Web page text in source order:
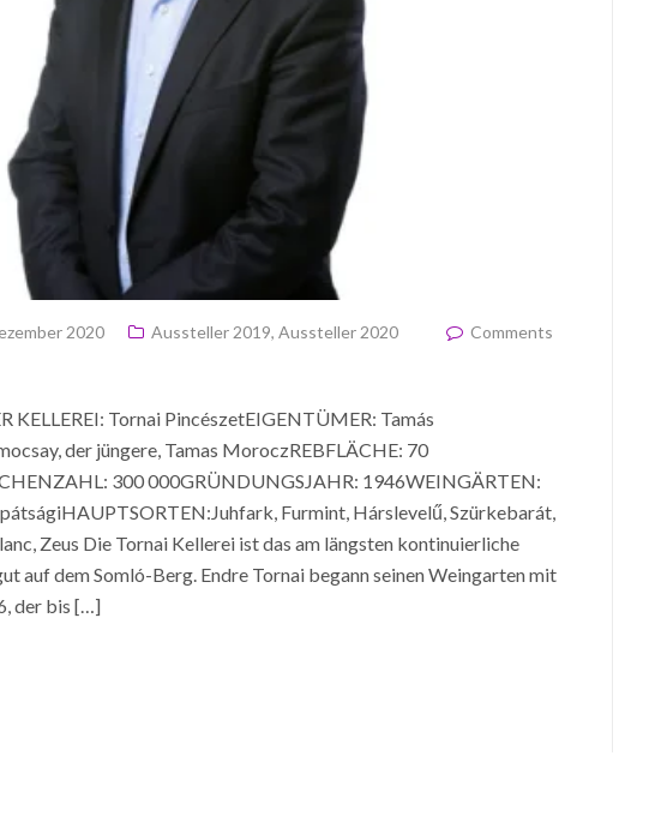
2020 Aussteller 2019, Aussteller 2020
Comments
KELLEREI: Tornai PincészetEIGENTÜMER: Tamás
der jüngere, Tamas MoroczREBFLÄCHE: 70
300 000GRÜNDUNGSJAHR: 1946WEINGÄRTEN:
Furmint, Hárslevelű, Szürkebarát,
Zeus Die Tornai Kellerei ist das am längsten kontinuierliche
auf dem Somló-Berg. Endre Tornai begann seinen Weingarten mit
der bis […]